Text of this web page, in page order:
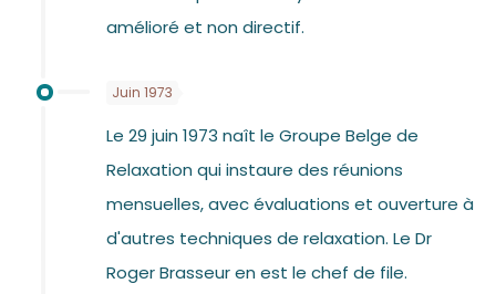
amélioré et non directif.
Juin 1973
Le 29 juin 1973 naît le Groupe Belge de
Relaxation qui instaure des réunions
mensuelles, avec évaluations et ouverture à
d'autres techniques de relaxation. Le Dr
Roger Brasseur en est le chef de file.